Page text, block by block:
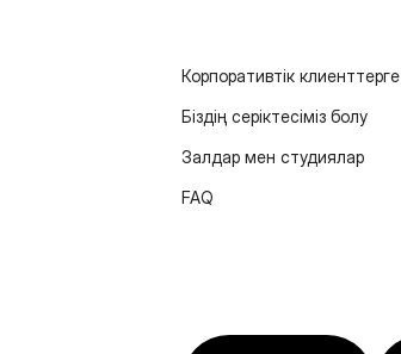
Корпоративтік клиенттерге
Біздің серіктесіміз болу
Залдар мен студиялар
FAQ